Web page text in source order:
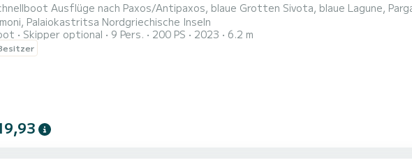
Sivota, blaue Lagune, Parga Korfu, Nordwest-Kanal der Liebe,
Porto Timoni, Palaiokastritsa Nordgriechische Inseln
Skipper optional 9 Pers. 200 PS 2023 6.2 m